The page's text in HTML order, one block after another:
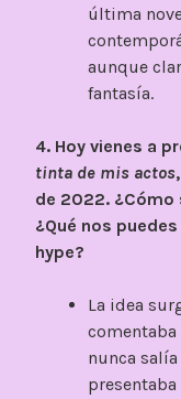
última
aunque
fantasía.
4. Hoy vienes a
tinta de mis actos
de 2022. ¿Cómo
¿Qué nos
hype?
La idea
nunca